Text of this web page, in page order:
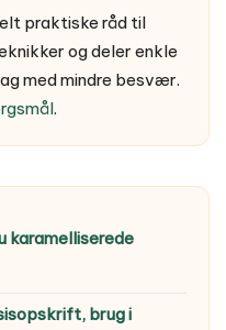
praktiske råd til
og deler enkle
med mindre besvær.
.
karamelliserede
brug i